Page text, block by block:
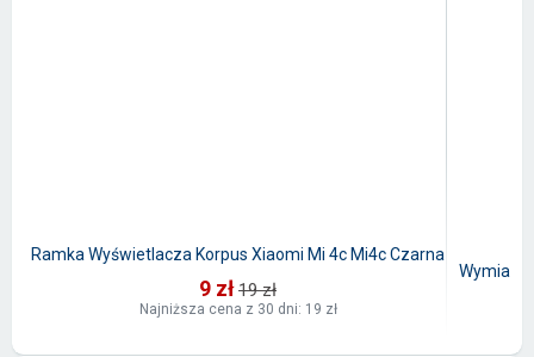
Ramka Wyświetlacza Korpus Xiaomi Mi 4c Mi4c Czarna
9 zł19 zł
Najniższa cena z 30 dni: 19 zł
Wymiana